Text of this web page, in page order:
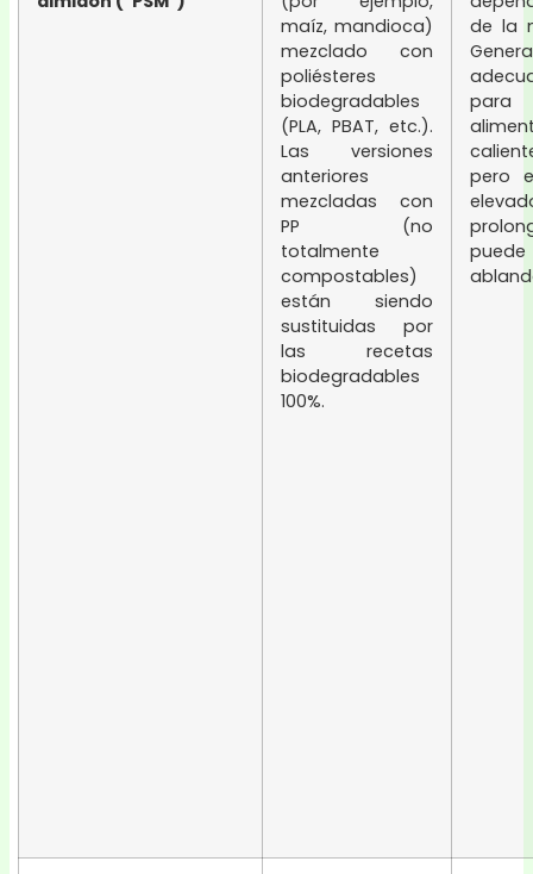
maíz, mandioca)
mezclado con
poliésteres
biodegradables
(PLA, PBAT, etc.).
Las versiones
anteriores
mezcladas con
PP (no
totalmente
compostables)
están siendo
sustituidas por
las recetas
biodegradables
100%.
de la
para
pero
puede